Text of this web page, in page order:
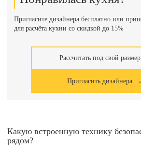
Пригласите дизайнера бесплатно или
для расчёта кухни со скидкой до 15%
Рассчитать под свой размер
Пригласить дизайнера
Какую встроенную технику
рядом?